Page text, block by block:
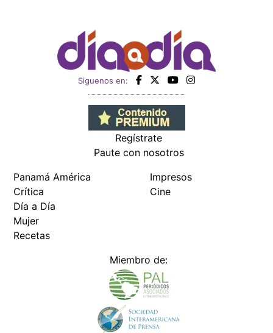
Siguenos en:
Regístrate
Paute con nosotros
Panamá América
Crítica
Día a Día
Mujer
Recetas
Impresos
Cine
Miembro de: